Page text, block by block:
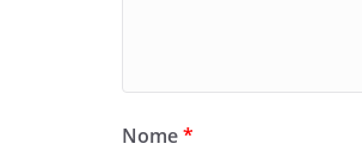
Nome*